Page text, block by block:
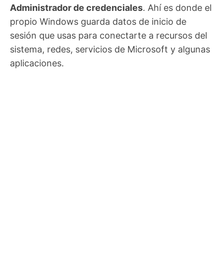
Administrador de credenciales. Ahí es donde el
propio Windows guarda datos de inicio de
sesión que usas para conectarte a recursos del
sistema, redes, servicios de Microsoft y algunas
aplicaciones.